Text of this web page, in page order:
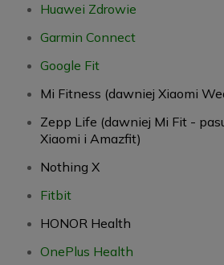
Huawei Zdrowie
Garmin Connect
Google Fit
Mi Fitness (dawniej Xiaomi
Zepp Life (dawniej Mi Fit -
Xiaomi i Amazfit)
Nothing X
Fitbit
HONOR Health
OnePlus Health